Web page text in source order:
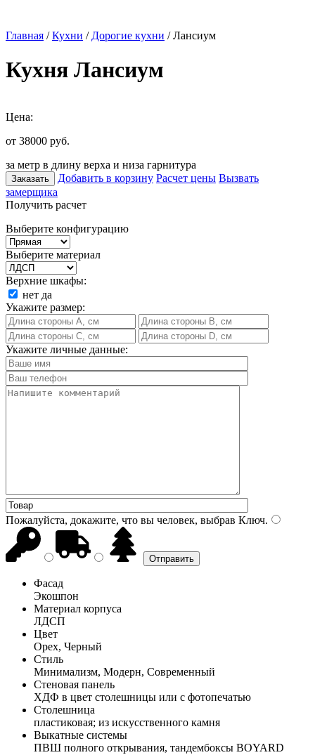
Главная /Кухни / Дорогие кухни / Лансиум
Кухня Лансиум
Цена:
от 38000 руб.
за метр в длину верха и низа гарнитура
Заказать Добавить в корзину Расчет цены Вызвать
замерщика
Получить расчет
Выберите конфигурацию
Выберите материал
Верхние шкафы:
нет да
Укажите размер:
Укажите личные данные:
Пожалуйста, докажите, что вы человек, выбрав Ключ.
Фасад
Экошпон
Материал корпуса
ЛДСП
Цвет
Орех, Черный
Стиль
Минимализм, Модерн, Современный
Стеновая панель
ХДФ в цвет столешницы или с фотопечатью
Столешница
пластиковая; из искусственного камня
Выкатные системы
ПВШ полного открывания, тандембоксы BOYARD